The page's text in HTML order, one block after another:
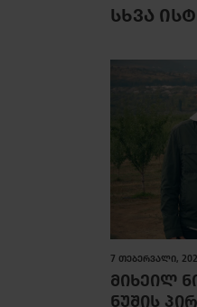
ᲡᲮᲕᲐ
7 ᲗᲔᲑᲔᲠᲕᲐᲚᲘ,
ᲛᲘᲮᲔᲘᲚ
ᲜᲣᲨᲘᲡ